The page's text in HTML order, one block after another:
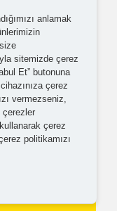
aydınlatma ve
anlamak
sitemizde çerez
Et” butonuna
çerez
vermezseniz,
çerezler
çerez
politikamızı